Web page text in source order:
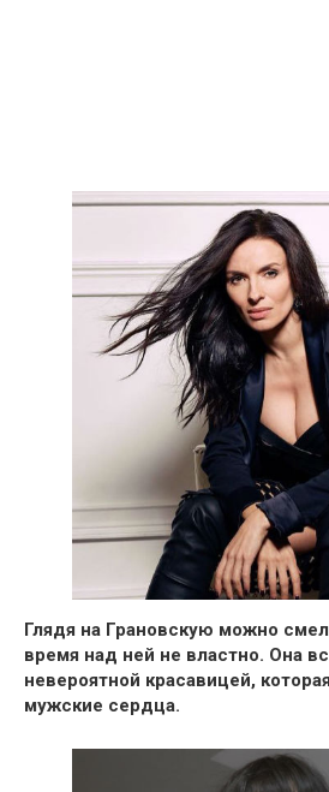
Глядя на Грановскую можно
время над ней не властно. Она
невероятной красавицей,
мужские сердца.